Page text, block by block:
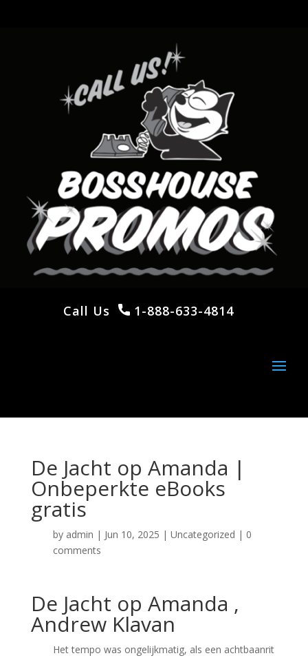
Call Us 1-888-633-4814
De Jacht op Amanda |
Onbeperkte eBooks
gratis
by admin | Jun 10, 2025 | Uncategorized | 0
comments
De Jacht op Amanda ,
Andrew Klavan
Het tempo was ongelijkmatig, als een achtbaanrit